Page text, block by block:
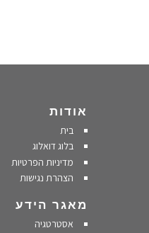
אודות
בית
בלוג דואלוג
מדיניות הפרטיות
הצהרת נגישות
מאגר הידע
אסטרטגיה